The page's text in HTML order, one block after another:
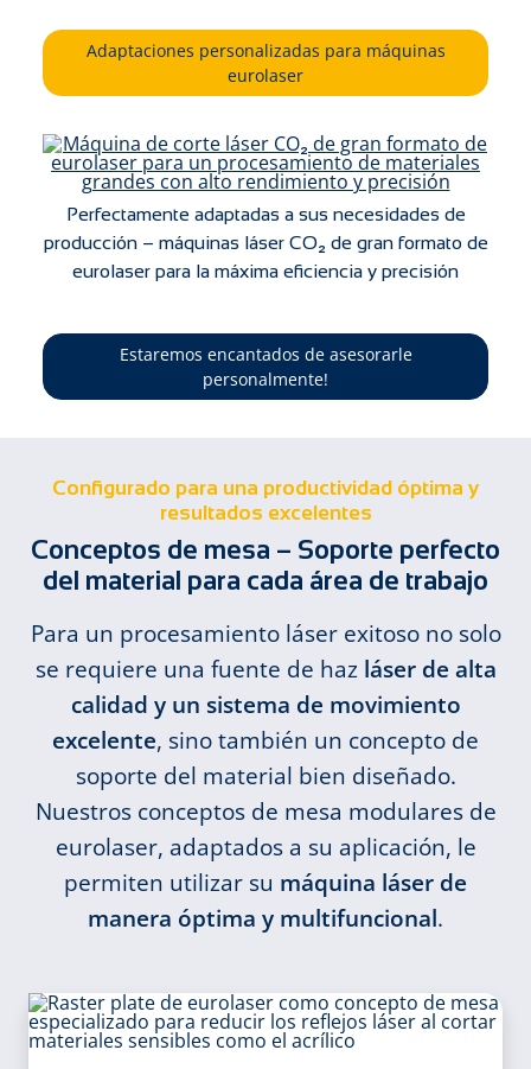
Adaptaciones personalizadas para máquinas
eurolaser
Perfectamente adaptadas a sus necesidades de
producción – máquinas láser CO₂ de gran formato de
eurolaser para la máxima eficiencia y precisión
Estaremos encantados de asesorarle
personalmente!
Configurado para una productividad óptima y
resultados excelentes
Conceptos de mesa – Soporte perfecto
del material para cada área de trabajo
Para un procesamiento láser exitoso no solo
se requiere una fuente de haz láser de alta
calidad y un sistema de movimiento
excelente, sino también un concepto de
soporte del material bien diseñado.
Nuestros conceptos de mesa modulares de
eurolaser, adaptados a su aplicación, le
permiten utilizar su máquina láser de
manera óptima y multifuncional.